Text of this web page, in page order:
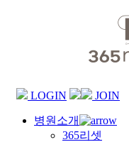
LOGIN JOIN
병원소개
365리셋